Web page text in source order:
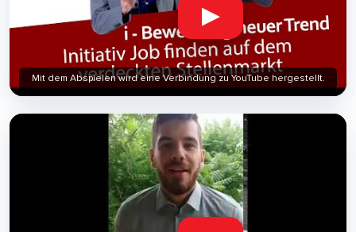
▶
Mit dem Abspielen wird eine Verbindung zu YouTube hergestellt.